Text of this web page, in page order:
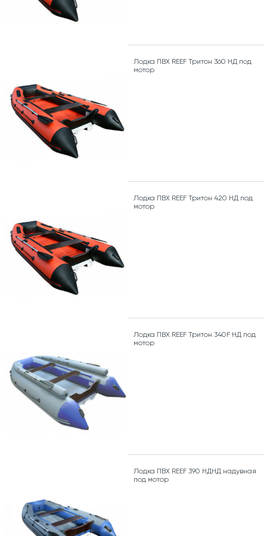
Лодка ПВХ REEF Тритон 360 НД под
мотор
Лодка ПВХ REEF Тритон 420 НД под
мотор
Лодка ПВХ REEF Тритон 340F НД под
мотор
Лодка ПВХ REEF 390 НДНД надувная
под мотор